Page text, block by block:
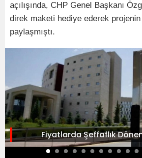
açılışında, CHP Genel Başkanı
direk maketi hediye ederek
paylaşmıştı.
Fiyatlarda Şeffaflık